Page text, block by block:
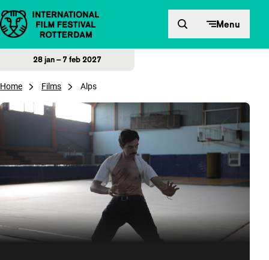
Direct naar inhoud Menu
28 jan – 7 feb 2027
Home Films Alps